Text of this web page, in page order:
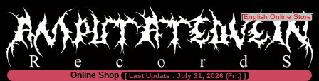
[English Online Store]
Online Shop [ Last Update : July 31, 2026 (Fri.) ]